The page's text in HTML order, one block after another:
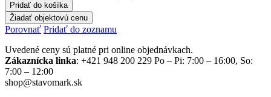
Pridať do košíka
Žiadať objektovú cenu
Porovnať Pridať do zoznamu
Uvedené ceny sú platné pri online objednávkach.
Zákaznícka linka: +421 948 200 229 Po – Pi: 7:00 – 16:00, So:
7:00 – 12:00
shop@stavomark.sk